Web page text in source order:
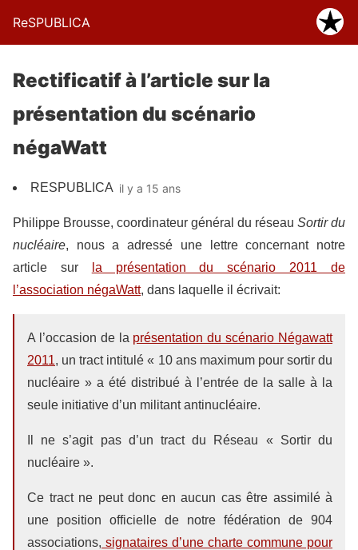
ReSPUBLICA
Rectificatif à l’article sur la
présentation du scénario
négaWatt
RESPUBLICA il y a 15 ans
Philippe Brousse, coordinateur général du réseau Sortir du
nucléaire, nous a adressé une lettre concernant notre
article sur
la présentation du scénario 2011 de
l’association négaWatt, dans laquelle il écrivait:
A l’occasion de la présentation du scénario Négawatt
2011, un tract intitulé « 10 ans maximum pour sortir du
nucléaire » a été distribué à l’entrée de la salle à la
seule initiative d’un militant antinucléaire.
Il ne s’agit pas d’un tract du Réseau « Sortir du
nucléaire ».
Ce tract ne peut donc en aucun cas être assimilé à
une position officielle de notre fédération de 904
associations, signataires d’une charte commune pour